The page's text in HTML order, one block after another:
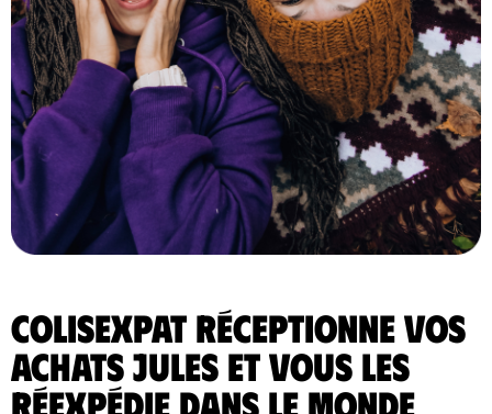
ColisExpat réceptionne vos
achats Jules et vous les
réexpédie dans le monde